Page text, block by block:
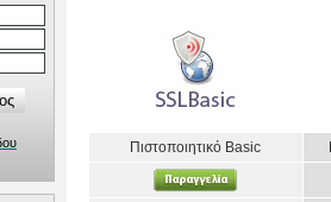
Πιστοποιητικό Basic